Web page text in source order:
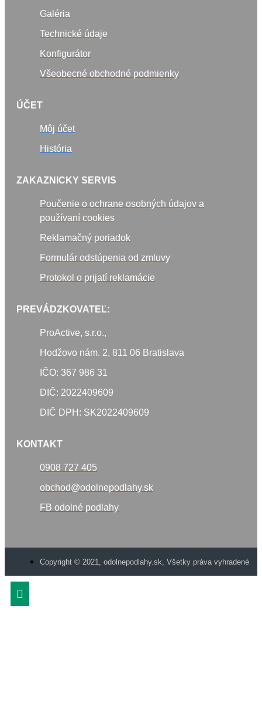
Galéria
Technické údaje
Konfigurátor
Všeobecné obchodné podmienky
ÚČET
Môj účet
História
ZAKAZNICKY SERVIS
Poučenie o ochrane osobných údajov a
používaní cookies
Reklamačný poriadok
Formulár odstúpenia od zmluvy
Protokol o prijatí reklamácie
PREVÁDZKOVATEĽ:
ProActive, s.r.o.,
Hodžovo nám. 2, 811 06 Bratislava
IČO: 367 986 31
DIČ: 2022409609
DIČ DPH: SK2022409609
KONTAKT
0908 727 405
obchod@odolnepodlahy.sk
FB odolné podlahy
Copyright © 2021, odolnepodlahy.sk, Všetky práva vyhradené